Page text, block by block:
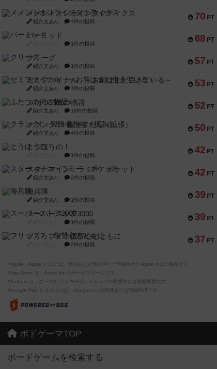
70 PT
メメントオンラインタクティクス
紹介文あり 4件の投稿
68 PT
パーミッド
1件の投稿
57 PT
クリーグ
紹介文あり 1件の投稿
53 PT
セミファイナル ～お前はまだ生きている～
紹介文あり 1件の投稿
52 PT
ふたつの街の物語
紹介文あり 18件の投稿
50 PT
クランク! ：冒険者たち（拡張）
紹介文あり 4件の投稿
42 PT
とうほうの！
1件の投稿
42 PT
スターマイン・ラミー ポケット
紹介文あり 2件の投稿
39 PT
海兵隊
紹介文あり 1件の投稿
39 PT
スーパーストア3000
1件の投稿
37 PT
フリップ７：復讐心とともに
2件の投稿
※Apple、Apple のロゴ は、米国および他の国々で登録されたApple Inc.の商標です。
※App Store は、Apple Inc.のサービスマークです。
※Android は、グーグル インコーポレイテッドの商標または登録商標です。
※Google Play とそのロゴは、Google Inc.の商標または登録商標です。
ボドゲーマTOP
ボードゲームを検索する